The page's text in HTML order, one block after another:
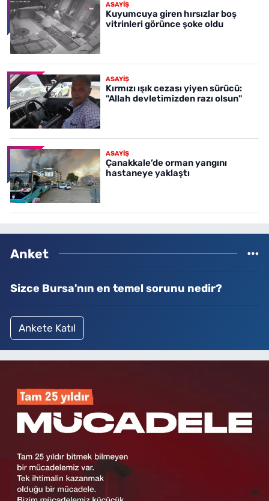
ASAYİŞ
Kuyumcuya giren hırsızlar boş
vitrinleri görünce şoke oldu
ASAYİŞ
Kırmızı ışık cezası yiyen sürücü:
"Allah devletimizden razı olsun"
ASAYİŞ
Çanakkale’de orman yangını
hastaneye yaklaştı
Anket
Sizce Bursa'nın en temel sorunu nedir?
Ankete Katıl